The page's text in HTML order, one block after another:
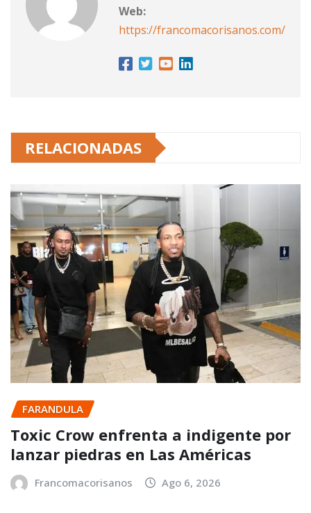
Web:
https://francomacorisanos.com/
RELACIONADAS
FARANDULA
Toxic Crow enfrenta a indigente por
lanzar piedras en Las Américas
Francomacorisanos Ago 6, 2026